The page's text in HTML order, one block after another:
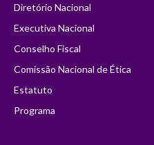
Diretório Nacional
Executiva Nacional
Conselho Fiscal
Comissão Nacional de Ética
Estatuto
Programa